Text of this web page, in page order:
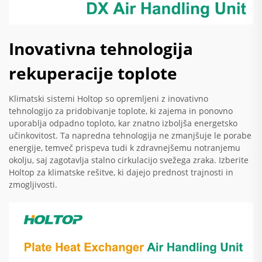
Inovativna tehnologija
rekuperacije toplote
Klimatski sistemi Holtop so opremljeni z inovativno
tehnologijo za pridobivanje toplote, ki zajema in ponovno
uporablja odpadno toploto, kar znatno izboljša energetsko
učinkovitost. Ta napredna tehnologija ne zmanjšuje le porabe
energije, temveč prispeva tudi k zdravnejšemu notranjemu
okolju, saj zagotavlja stalno cirkulacijo svežega zraka. Izberite
Holtop za klimatske rešitve, ki dajejo prednost trajnosti in
zmogljivosti.